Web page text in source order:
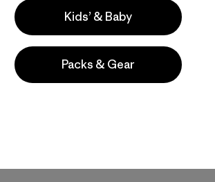
M's Capilene® Cool
Daily Hoody - Fitz Roy
Kids’ & Baby
Packs & Gear